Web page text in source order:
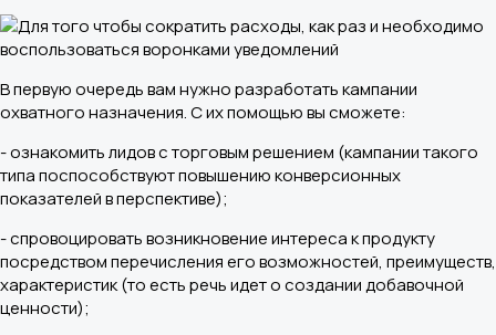
В первую очередь вам нужно разработать кампании
охватного назначения. С их помощью вы сможете:
- ознакомить лидов с торговым решением (кампании такого
типа поспособствуют повышению конверсионных
показателей в перспективе);
- спровоцировать возникновение интереса к продукту
посредством перечисления его возможностей, преимуществ,
характеристик (то есть речь идет о создании добавочной
ценности);